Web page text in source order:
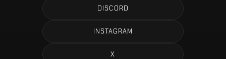
DISCORD
INSTAGRAM
X